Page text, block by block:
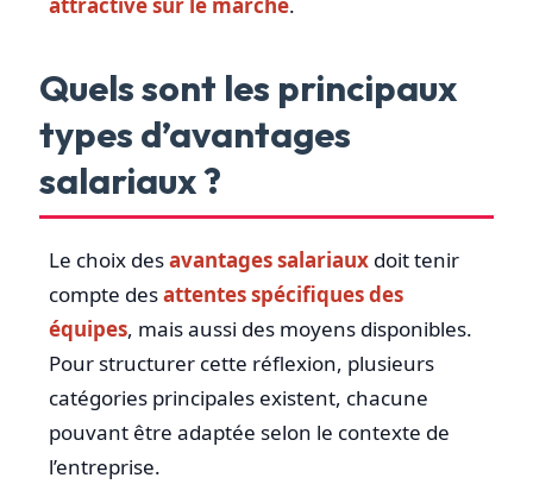
attractive sur le marché.
Quels sont les principaux
types d’avantages
salariaux ?
Le choix desavantages salariaux doit tenir
compte desattentes spécifiques des
équipes, mais aussi des moyens disponibles.
Pour structurer cette réflexion, plusieurs
catégories principales existent, chacune
pouvant être adaptée selon le contexte de
l’entreprise.